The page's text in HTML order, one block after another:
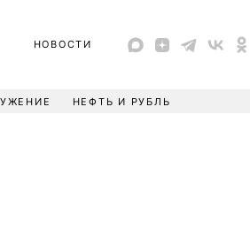
НОВОСТИ
НЕФТЬ И РУБЛЬ